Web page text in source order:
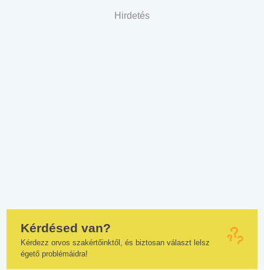
Hirdetés
Kérdésed van?
Kérdezz orvos szakértőinktől, és biztosan választ lelsz
égető problémáidra!